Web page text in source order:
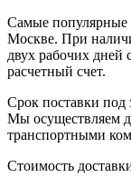
Самые популярные
Москве. При
двух рабочих дней
расчетный счет.
Срок поставки под
Мы осуществляем
транспортными
Стоимость